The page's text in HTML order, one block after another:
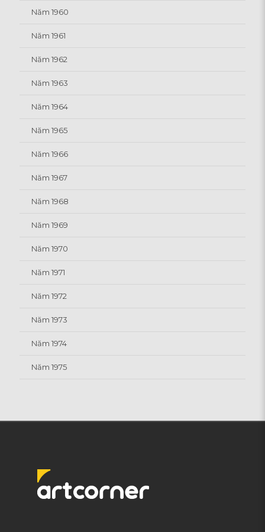
Năm 1960
Năm 1961
Năm 1962
Năm 1963
Năm 1964
Năm 1965
Năm 1966
Năm 1967
Năm 1968
Năm 1969
Năm 1970
Năm 1971
Năm 1972
Năm 1973
Năm 1974
Năm 1975